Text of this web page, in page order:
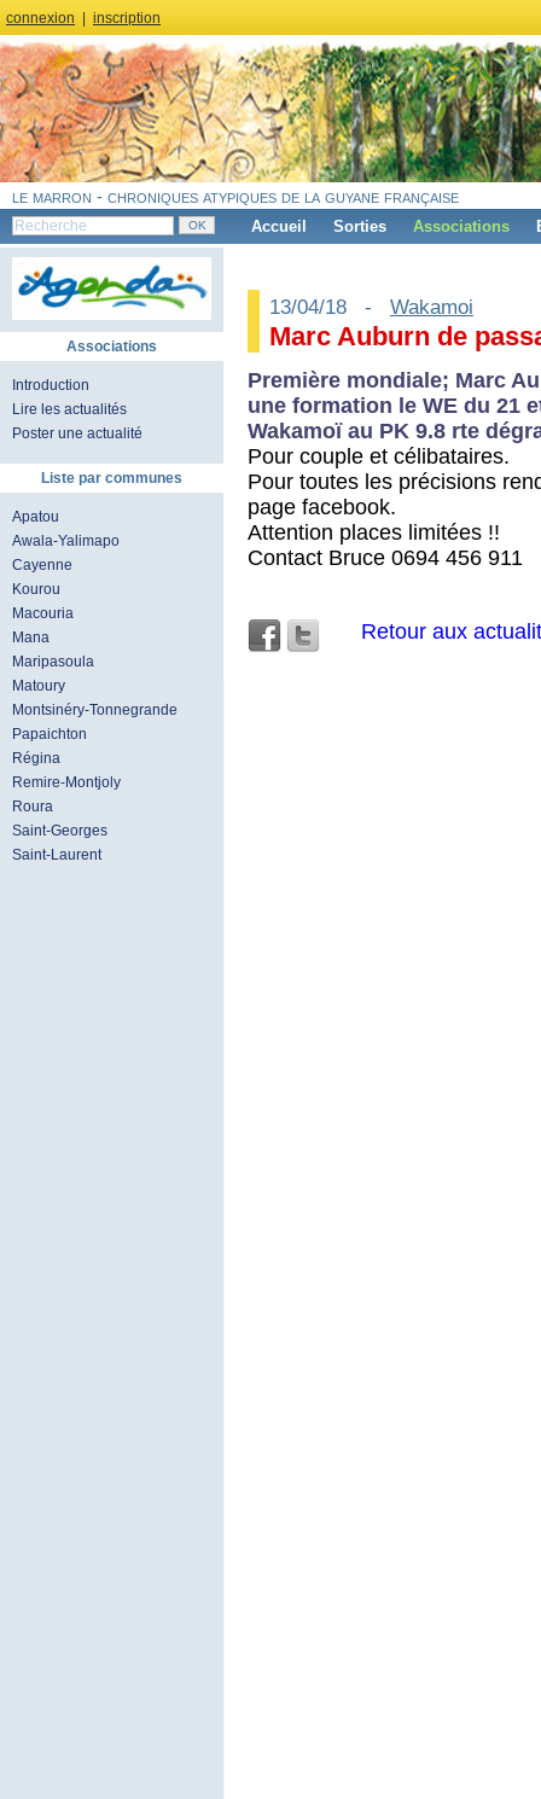
connexion inscription
le marron - chroniques atypiques de la guyane française
Accueil Sorties Associations
Associations
Introduction
Lire les actualités
Poster une actualité
Liste par communes
Apatou
Awala-Yalimapo
Cayenne
Kourou
Macouria
Mana
Maripasoula
Matoury
Montsinéry-Tonnegrande
Papaichton
Régina
Remire-Montjoly
Roura
Saint-Georges
Saint-Laurent
13/04/18 - Wakamoi
Marc Auburn de
Première mondiale; Marc
une formation le WE du 21
Wakamoï au PK 9.8 rte
Pour couple et célibataires.
Pour toutes les précisions
page facebook.
Attention places limitées !!
Contact Bruce 0694 456 911
Retour aux